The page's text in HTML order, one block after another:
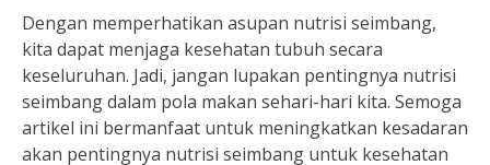
Dengan memperhatikan asupan nutrisi seimbang,
kita dapat menjaga kesehatan tubuh secara
keseluruhan. Jadi, jangan lupakan pentingnya nutrisi
seimbang dalam pola makan sehari-hari kita. Semoga
artikel ini bermanfaat untuk meningkatkan kesadaran
akan pentingnya nutrisi seimbang untuk kesehatan